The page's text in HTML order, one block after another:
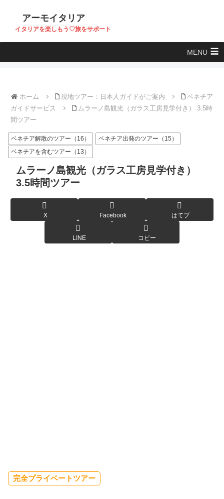
アーモイタリア
イタリアを楽しもう♡旅をサポート
MENU
ホーム 現地ツアー：日本人ガイドがご案内
ベネチア
ガイドサービス
ムラーノ島観光（ガラス工房見学付き） 3.5時
間ツアー
ベネチア解散のツアー（16）
ベネチア出発のツアー（15）
ベネチアを含むツアー（13）
ムラーノ島観光（ガラス工房見学付き）
3.5時間ツアー
X Facebook はてブ
LINE コピー
完全プライベートツアー